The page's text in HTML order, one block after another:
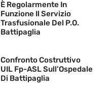
È Regolarmente In
Funzione Il Servizio
Trasfusionale Del P.O.
Battipaglia
Confronto Costruttivo
UIL Fp-ASL Sull’Ospedale
Di Battipaglia